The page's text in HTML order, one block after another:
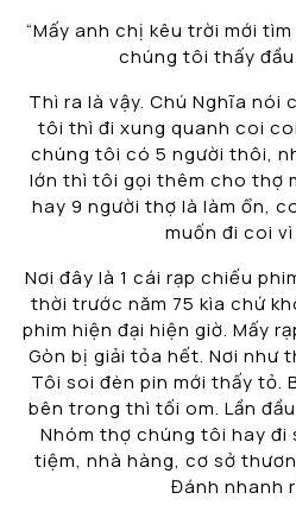
“Mấy anh chị kêu trời mới
chúng tôi thấy đầu
Thì ra là vậy. Chú Nghĩa nói
tôi thì đi xung quanh coi
chúng tôi có 5 người thôi,
lớn thì tôi gọi thêm cho thợ
hay 9 người thợ là làm ổn,
muốn đi coi vì
Nơi đây là 1 cái rạp chiếu
thời trước năm 75 kìa chứ
phim hiện đại hiện giờ. Mấy
Gòn bị giải tỏa hết. Nơi như
Tôi soi đèn pin mới thấy tỏ.
bên trong thì tối om. Lần
Nhóm thợ chúng tôi hay
tiệm, nhà hàng, cơ sở
Đánh nhanh